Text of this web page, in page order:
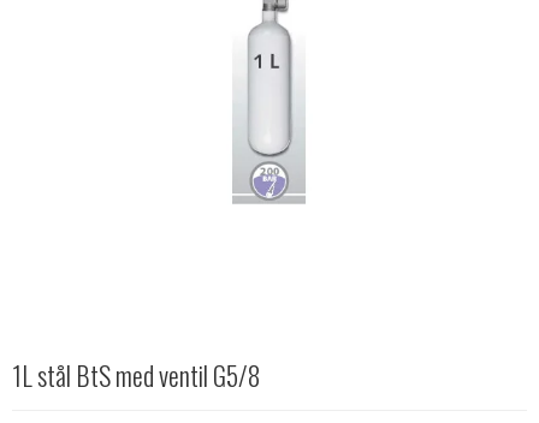
1L stål BtS med ventil G5/8